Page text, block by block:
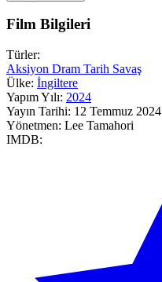
Film Bilgileri
Türler:
Aksiyon Dram Tarih Savaş
Ülke: İngiltere
Yapım Yılı: 2024
Yayın Tarihi: 12 Temmuz 2024
Yönetmen: Lee Tamahori
IMDB: